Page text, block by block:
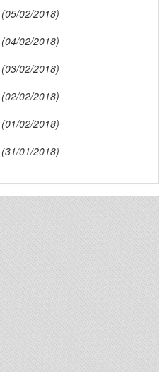
(05/02/2018)
(04/02/2018)
(03/02/2018)
(02/02/2018)
(01/02/2018)
(31/01/2018)